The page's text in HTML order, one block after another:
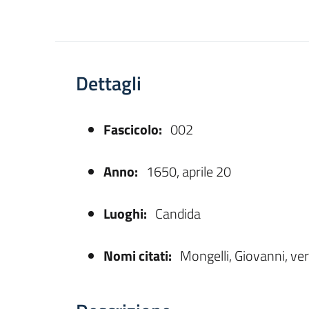
Dettagli
Fascicolo: 002
Anno: 1650, aprile 20
Luoghi: Candida
Nomi citati: Mongelli, Giovanni,